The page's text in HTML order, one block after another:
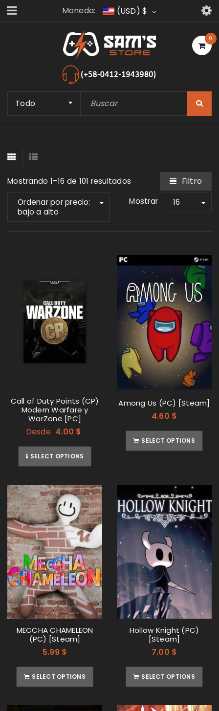
Moneda: (USD)$
0
Todo
Mostrando 1–16 de 101 resultados Filtro
Ordenar por precio:
bajo a alto
Mostrar 16
Call of Duty Points (CP)
Modern Warfare y
WarZone [PC]
Desde 4.00 $
SELECT OPTIONS
Among Us (PC) [Steam]
4.60 $
SELECT OPTIONS
MECCHA CHAMELEON
(PC) [Steam]
5.99$
SELECT OPTIONS
Hollow Knight (PC)
[Steam]
7.00 $
SELECT OPTIONS